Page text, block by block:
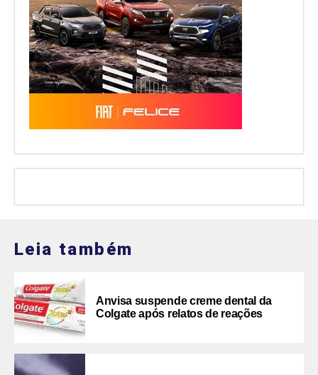
Leia também
Anvisa suspende creme dental da
Colgate após relatos de reações